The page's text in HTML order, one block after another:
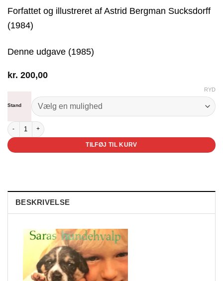
Forfattet og illustreret af Astrid Bergman Sucksdorff
(1984)
Denne udgave (1985)
kr. 200,00
Stand
RYD
Saras hundehvalp antal
TILFØJ TIL KURV
BESKRIVELSE